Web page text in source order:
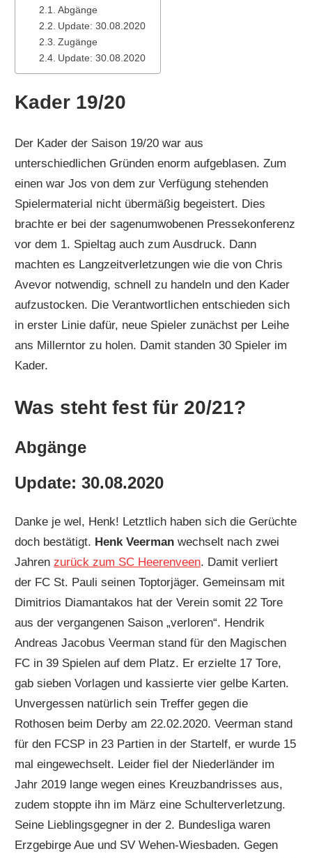
Abgänge
Update: 30.08.2020
Zugänge
Update: 30.08.2020
Kader 19/20
Der Kader der Saison 19/20 war aus
unterschiedlichen Gründen enorm aufgeblasen. Zum
einen war Jos von dem zur Verfügung stehenden
Spielermaterial nicht übermäßig begeistert. Dies
brachte er bei der sagenumwobenen Pressekonferenz
vor dem 1. Spieltag auch zum Ausdruck. Dann
machten es Langzeitverletzungen wie die von Chris
Avevor notwendig, schnell zu handeln und den Kader
aufzustocken. Die Verantwortlichen entschieden sich
in erster Linie dafür, neue Spieler zunächst per Leihe
ans Millerntor zu holen. Damit standen 30 Spieler im
Kader.
Was steht fest für 20/21?
Abgänge
Update: 30.08.2020
Danke je wel, Henk! Letztlich haben sich die Gerüchte
doch bestätigt. Henk Veermanwechselt nach zwei
Jahrenzurück zum SC Heerenveen. Damit verliert
der FC St. Pauli seinen Toptorjäger. Gemeinsam mit
Dimitrios Diamantakos hat der Verein somit 22 Tore
aus der vergangenen Saison „verloren“. Hendrik
Andreas Jacobus Veerman stand für den Magischen
FC in 39 Spielen auf dem Platz. Er erzielte 17 Tore,
gab sieben Vorlagen und kassierte vier gelbe Karten.
Unvergessen natürlich sein Treffer gegen die
Rothosen beim Derby am 22.02.2020. Veerman stand
für den FCSP in 23 Partien in der Startelf, er wurde 15
mal eingewechselt. Leider fiel der Niederländer im
Jahr 2019 lange wegen eines Kreuzbandrisses aus,
zudem stoppte ihn im März eine Schulterverletzung.
Seine Lieblingsgegner in der 2. Bundesliga waren
Erzgebirge Aue und SV Wehen-Wiesbaden. Gegen